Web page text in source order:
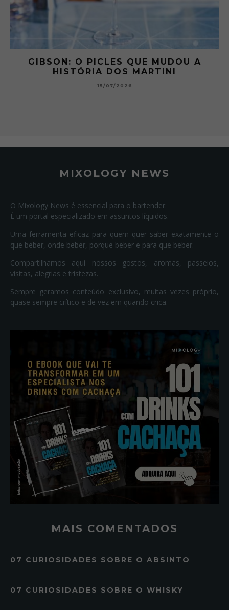
GIBSON: O PICLES QUE MUDOU A
HISTÓRIA DOS MARTINI
15/07/2026
MIXOLOGY NEWS
O Mixology News é essencial para o bartender.
É um portal especializado em assuntos líquidos.
Uma ferramenta eficaz para quem quer saber exatamente o
que beber, onde beber, porque beber e para que beber.
Compartilhamos aqui nossos gostos, aromas, passeios,
visitas, alegrias e tristezas.
Sempre geramos conteúdo exclusivo, muitas vezes próprio,
quase sempre crítico e de vez em quando crica.
MAIS COMENTADOS
07 CURIOSIDADES SOBRE O ABSINTO
07 CURIOSIDADES SOBRE O WHISKY